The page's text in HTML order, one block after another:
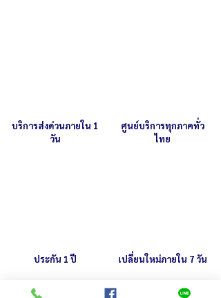
บริการส่งด่วนภายใน 1
วัน
ศูนย์บริการทุกภาคทั่ว
ไทย
ประกัน 1 ปี เปลี่ยนใหม่ภายใน 7 วัน